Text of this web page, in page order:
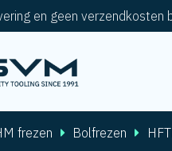
en geen verzendkosten
frezen Bolfrezen